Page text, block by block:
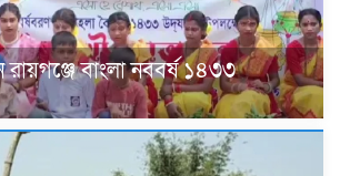
বাংলা নববর্ষ ১৪৩৩